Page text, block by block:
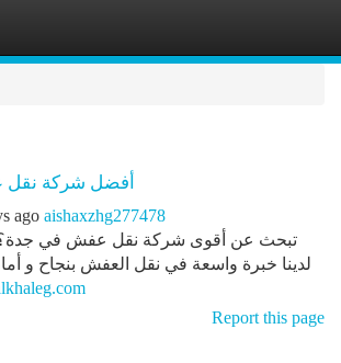
أفضل شركة نقل
ago aishaxzhg277478
تبحث عن أقوى شركة نقل عفش في جدة؟
لدينا خبرة واسعة في نقل العفش بنجاح و
Report this page